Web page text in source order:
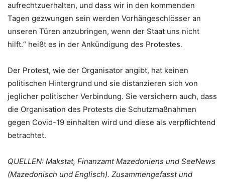
aufrechtzuerhalten, und dass wir in den kommenden
Tagen gezwungen sein werden Vorhängeschlösser an
unseren Türen anzubringen, wenn der Staat uns nicht
hilft.“ heißt es in der Ankündigung des Protestes.
Der Protest, wie der Organisator angibt, hat keinen
politischen Hintergrund und sie distanzieren sich von
jeglicher politischer Verbindung. Sie versichern auch, dass
die Organisation des Protests die Schutzmaßnahmen
gegen Covid-19 einhalten wird und diese als verpflichtend
betrachtet.
QUELLEN: Makstat, Finanzamt Mazedoniens und SeeNews
(Mazedonisch und Englisch). Zusammengefasst und